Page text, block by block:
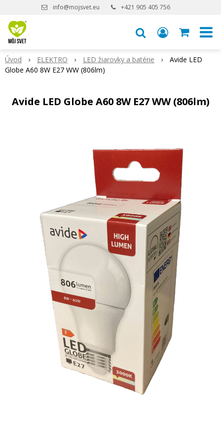
info@mojsvet.eu +421 905 405 756
Úvod ELEKTRO LED žiarovky a batérie
Avide LED
Globe A60 8W E27 WW (806lm)
Avide LED Globe A60 8W E27 WW (806lm)